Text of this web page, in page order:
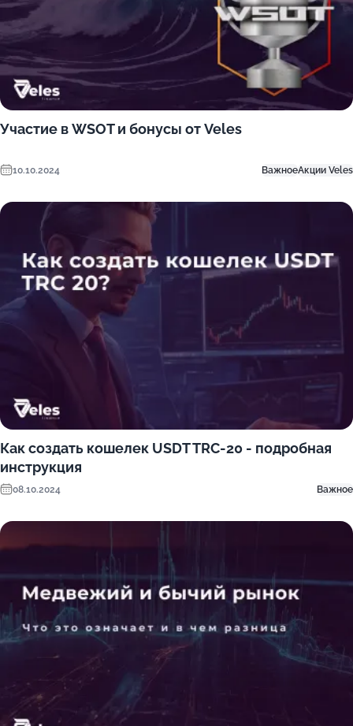
Участие в WSOT и бонусы от Veles
10.10.2024 ВажноеАкции Veles
Как создать кошелек USDT TRC-20 - подробная
инструкция
08.10.2024 Важное